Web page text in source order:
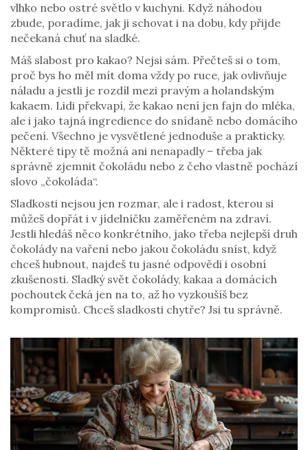
vlhko nebo ostré světlo v kuchyni. Když náhodou
zbude, poradíme, jak ji schovat i na dobu, kdy přijde
nečekaná chuť na sladké.
Máš slabost pro kakao? Nejsi sám. Přečteš si o tom,
proč bys ho měl mít doma vždy po ruce, jak ovlivňuje
náladu a jestli je rozdíl mezi pravým a holandským
kakaem. Lidi překvapí, že kakao není jen fajn do mléka,
ale i jako tajná ingredience do snídaně nebo domácího
pečení. Všechno je vysvětlené jednoduše a prakticky.
Některé tipy tě možná ani nenapadly – třeba jak
správně zjemnit čokoládu nebo z čeho vlastně pochází
slovo „čokoláda“.
Sladkosti nejsou jen rozmar, ale i radost, kterou si
můžeš dopřát i v jídelníčku zaměřeném na zdraví.
Jestli hledáš něco konkrétního, jako třeba nejlepší druh
čokolády na vaření nebo jakou čokoládu sníst, když
chceš hubnout, najdeš tu jasné odpovědi i osobní
zkušenosti. Sladký svět čokolády, kakaa a domácích
pochoutek čeká jen na to, až ho vyzkoušíš bez
kompromisů. Chceš sladkosti chytře? Jsi tu správně.